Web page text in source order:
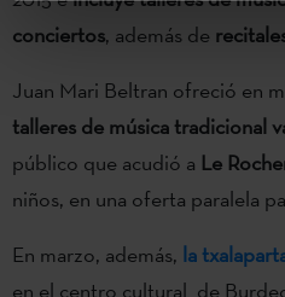
conciertos, además de
Juan Mari Beltran ofreció en
talleres de música tradicional
público que acudió a Le
niños, en una oferta paralela
En marzo, además, la
en el centro cultural de